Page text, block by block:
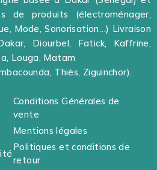
de produits (électroménager,
Mode, Sonorisation…) Livraison
Diourbel, Fatick, Kaffrine,
Louga, Matam
Thiès, Ziguinchor).
Conditions Générales de
vente
Mentions légales
Politiques et conditions de
retour